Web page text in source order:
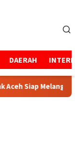
DAERAH
Siap Melangkah